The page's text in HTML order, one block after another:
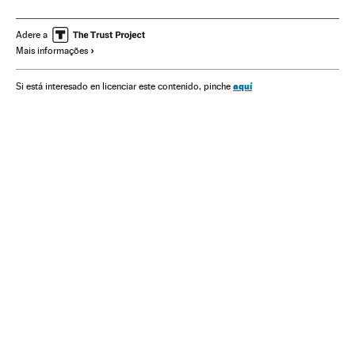
Argentina Kirchnerismo
América do Sul
Adere a
Mais informações
Si está interesado en licenciar este contenido, pinche aquí